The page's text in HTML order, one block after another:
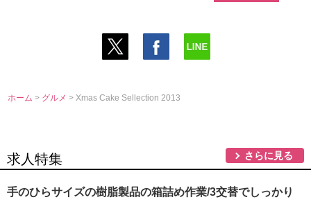
ホーム > グルメ> Xmas Cake Sellection 2013
求人特集 さらに見る
手のひらサイズの樹脂製品の箱詰め作業/3交替でしっかり